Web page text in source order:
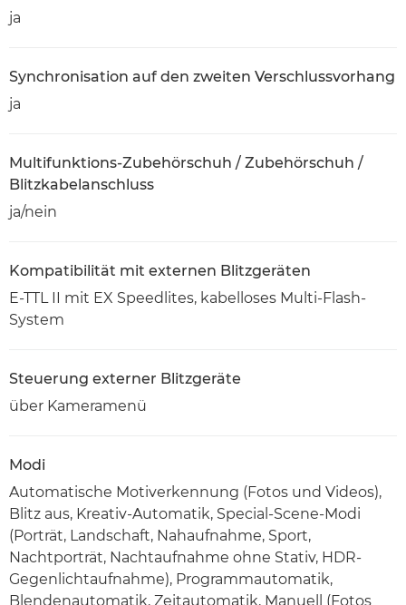
ja
Synchronisation auf den zweiten Verschlussvorhang
ja
Multifunktions-Zubehörschuh / Zubehörschuh /
Blitzkabelanschluss
ja/nein
Kompatibilität mit externen Blitzgeräten
E-TTL II mit EX Speedlites, kabelloses Multi-Flash-
System
Steuerung externer Blitzgeräte
über Kameramenü
Modi
Automatische Motiverkennung (Fotos und Videos),
Blitz aus, Kreativ-Automatik, Special-Scene-Modi
(Porträt, Landschaft, Nahaufnahme, Sport,
Nachtporträt, Nachtaufnahme ohne Stativ, HDR-
Gegenlichtaufnahme), Programmautomatik,
Blendenautomatik, Zeitautomatik, Manuell (Fotos